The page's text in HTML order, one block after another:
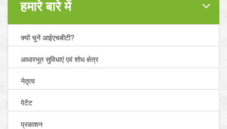
हमारे बारे में
क्यों चुनें आईएचबीटी?
आधारभूत सुविधाएं एवं शोध क्षेत्र
नेतृत्व
पेटेंट
प्रकाशन